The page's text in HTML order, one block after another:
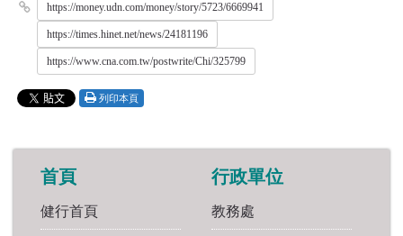
https://money.udn.com/money/story/5723/6669941
https://times.hinet.net/news/24181196
https://www.cna.com.tw/postwrite/Chi/325799
列印本頁
首頁
健行首頁
行政單位
教務處